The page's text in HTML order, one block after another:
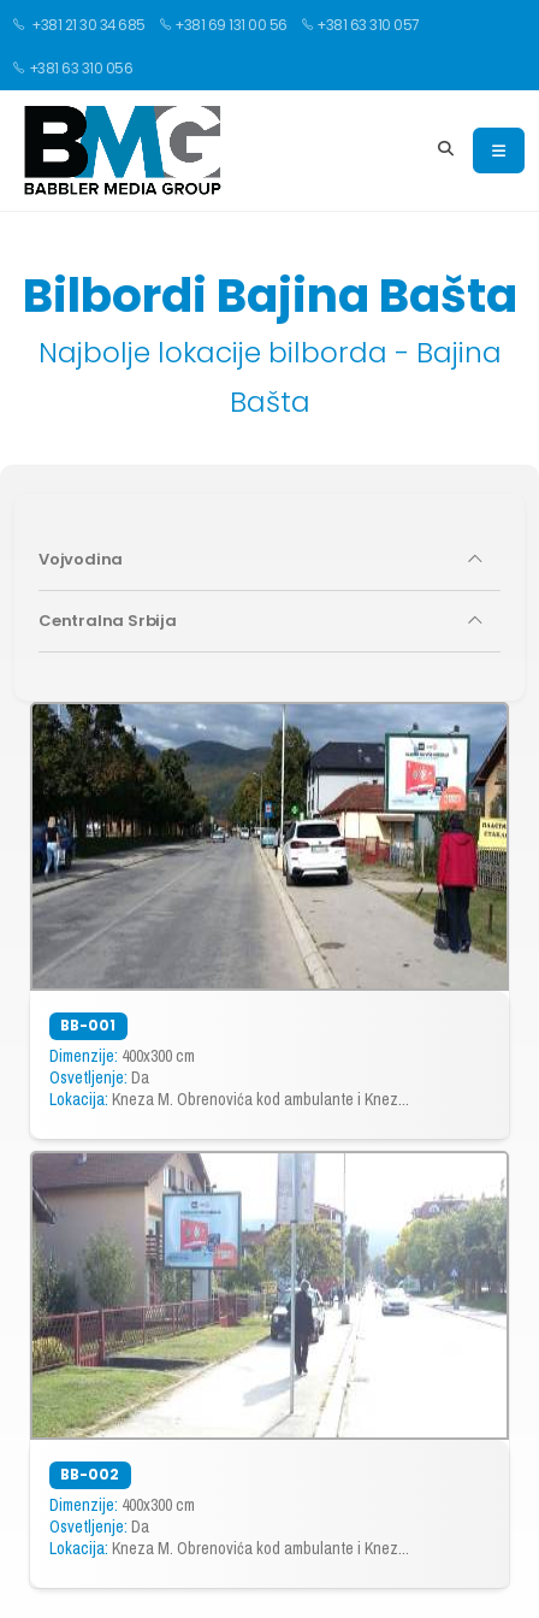
+381 21 30 34 685 +381 69 131 00 56 +381 63 310 057
+381 63 310 056
Bilbordi Bajina Bašta
Najbolje lokacije bilborda - Bajina
Bašta
Vojvodina
Centralna Srbija
BB-001
Dimenzije: 400x300 cm
Osvetljenje: Da
Lokacija: Kneza M. Obrenovića kod ambulante i Knez...
BB-002
Dimenzije: 400x300 cm
Osvetljenje: Da
Lokacija: Kneza M. Obrenovića kod ambulante i Knez...